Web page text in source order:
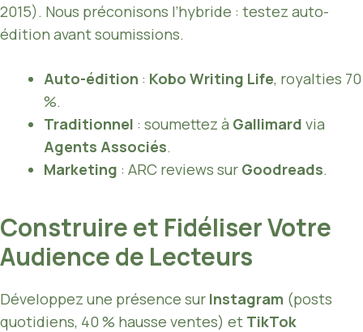
2015). Nous préconisons l’hybride : testez auto-
édition avant soumissions.
Auto-édition : Kobo Writing Life, royalties 70
%.
Traditionnel : soumettez à Gallimard via
Agents Associés.
Marketing : ARC reviews sur Goodreads.
Construire et Fidéliser Votre
Audience de Lecteurs
Développez une présence sur Instagram (posts
quotidiens, 40 % hausse ventes) et TikTok